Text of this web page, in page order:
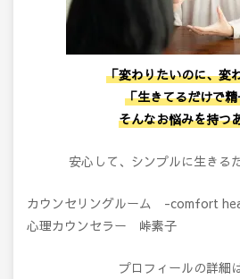
「変わりたいのに、変
「生きてるだけで
そんなお悩みを持つ
安心して、シンプルに生きる
カウンセリングルーム -comfort
心理カウンセラー 峠素子
プロフィールの詳細